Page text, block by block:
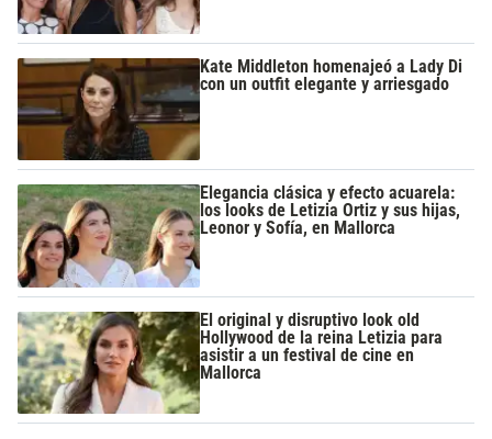
Kate Middleton homenajeó a Lady Di
con un outfit elegante y arriesgado
Elegancia clásica y efecto acuarela:
los looks de Letizia Ortiz y sus hijas,
Leonor y Sofía, en Mallorca
El original y disruptivo look old
Hollywood de la reina Letizia para
asistir a un festival de cine en
Mallorca